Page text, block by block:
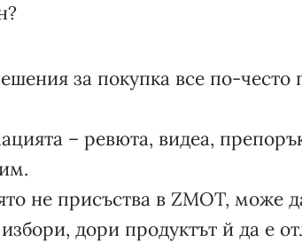
за покупка все по-
– ревюта, видеа,
не присъства в ZMOT, може
дори продуктът й да е